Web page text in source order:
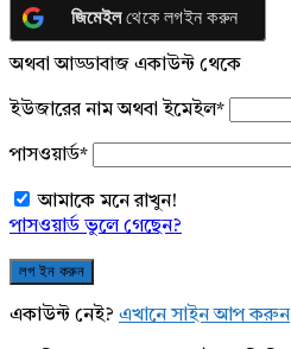
জিমেইলথেকে লগইন করুন
অথবা আড্ডাবাজ একাউন্ট থেকে
ইউজারের নাম অথবা ইমেইল*
পাসওয়ার্ড*
আমাকে মনে রাখুন!
পাসওয়ার্ড ভুলে গেছেন?
একাউন্ট নেই? এখানে সাইন আপ করুন